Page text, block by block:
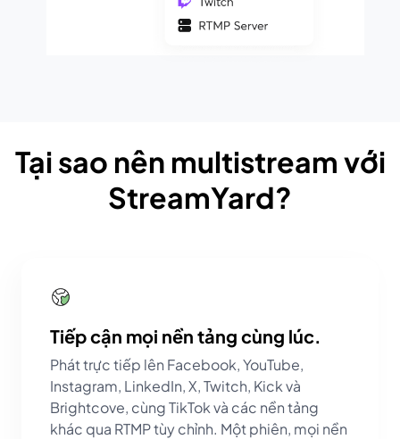
Tại sao nên multistream với
StreamYard?
Tiếp cận mọi nền tảng cùng lúc.
Phát trực tiếp lên Facebook, YouTube,
Instagram, LinkedIn, X, Twitch, Kick và
Brightcove, cùng TikTok và các nền tảng
khác qua RTMP tùy chỉnh. Một phiên, mọi nền